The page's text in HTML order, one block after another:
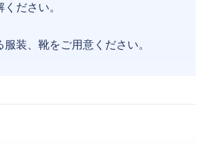
ださい。
装、靴をご用意ください。